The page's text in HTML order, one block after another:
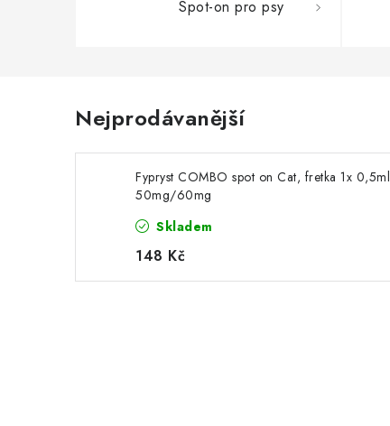
Spot-on pro psy
Nejprodávanější
Fypryst COMBO spot on Cat, fretka 1x 0,5ml
50mg/60mg
Skladem
148 Kč